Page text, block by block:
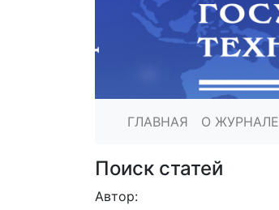
ГЛАВНАЯ О ЖУРНАЛЕ
Поиск статей
Автор: